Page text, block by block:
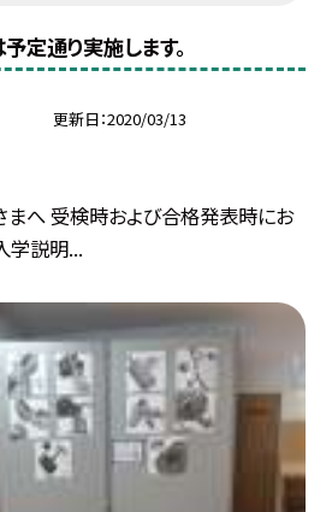
定通り実施します。
更新日 2020/03/13
へ 受検時および合格発表時にお
学説明...